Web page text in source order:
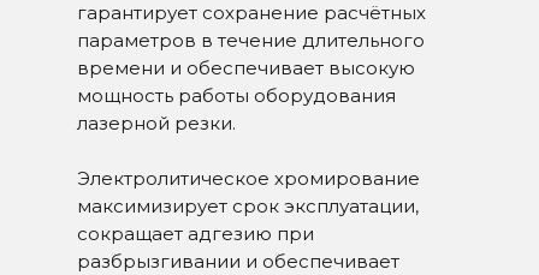
гарантирует сохранение расчётных
параметров в течение длительного
времени и обеспечивает высокую
мощность работы оборудования
лазерной резки.
Электролитическое хромирование
максимизирует срок эксплуатации,
сокращает адгезию при
разбрызгивании и обеспечивает